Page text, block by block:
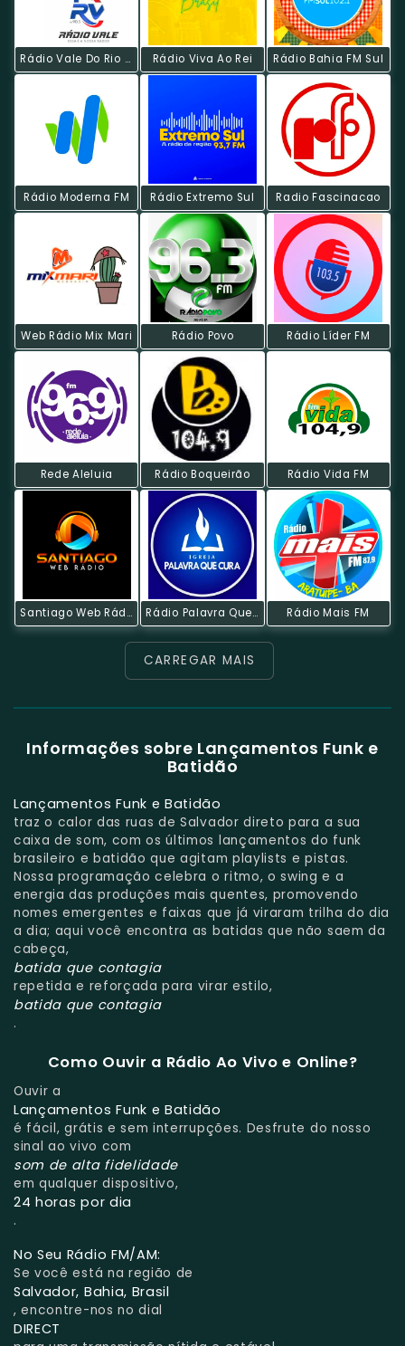
Rádio Vale Do Rio Grande Rádio Viva Ao Rei Rádio Bahia FM Sul
Rádio Moderna FM Rádio Extremo Sul Radio Fascinacao
Web Rádio Mix Mari Rádio Povo Rádio Líder FM
Rede Aleluia Rádio Boqueirão Rádio Vida FM
Santiago Web Rádio Rádio Palavra Que Cura Rádio Mais FM
CARREGAR MAIS
Informações sobre Lançamentos Funk e
Batidão
Lançamentos Funk e Batidão
traz o calor das ruas de Salvador direto para a sua
caixa de som, com os últimos lançamentos do funk
brasileiro e batidão que agitam playlists e pistas.
Nossa programação celebra o ritmo, o swing e a
energia das produções mais quentes, promovendo
nomes emergentes e faixas que já viraram trilha do dia
a dia; aqui você encontra as batidas que não saem da
cabeça,
batida que contagia
repetida e reforçada para virar estilo,
batida que contagia
.
Como Ouvir a Rádio Ao Vivo e Online?
Ouvir a
Lançamentos Funk e Batidão
é fácil, grátis e sem interrupções. Desfrute do nosso
sinal ao vivo com
som de alta fidelidade
em qualquer dispositivo,
24 horas por dia
.
No Seu Rádio FM/AM:
Se você está na região de
Salvador, Bahia, Brasil
, encontre-nos no dial
DIRECT